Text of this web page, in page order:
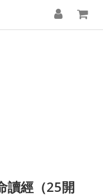
讀經（25開